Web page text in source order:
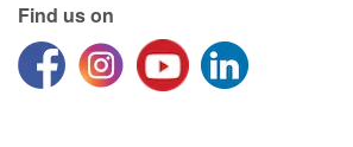
Find us on